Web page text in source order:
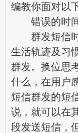
编教你面对以
错误的时间
群发短信时
生活轨迹及习
群发。换位思
什么，在用户
短信群发的短
说，就可以在
段发送短信，